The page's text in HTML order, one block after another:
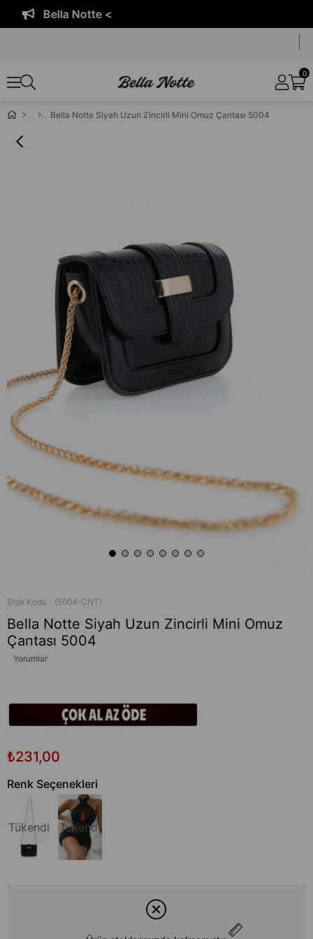
Bella Notte <
0
Bella Notte Siyah Uzun Zincirli Mini Omuz Çantası 5004
Stok Kodu (5004-CNT)
Bella Notte Siyah Uzun Zincirli Mini Omuz
Çantası 5004
Yorumlar
₺231,00
Renk Seçenekleri
Tükendi Tükendi